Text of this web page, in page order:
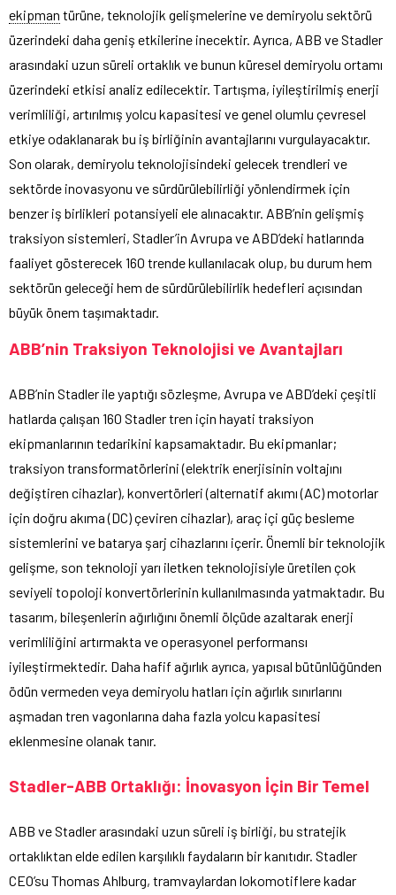
ekipman türüne, teknolojik gelişmelerine ve demiryolu sektörü
üzerindeki daha geniş etkilerine inecektir. Ayrıca, ABB ve Stadler
arasındaki uzun süreli ortaklık ve bunun küresel demiryolu ortamı
üzerindeki etkisi analiz edilecektir. Tartışma, iyileştirilmiş enerji
verimliliği, artırılmış yolcu kapasitesi ve genel olumlu çevresel
etkiye odaklanarak bu iş birliğinin avantajlarını vurgulayacaktır.
Son olarak, demiryolu teknolojisindeki gelecek trendleri ve
sektörde inovasyonu ve sürdürülebilirliği yönlendirmek için
benzer iş birlikleri potansiyeli ele alınacaktır. ABB’nin gelişmiş
traksiyon sistemleri, Stadler’in Avrupa ve ABD’deki hatlarında
faaliyet gösterecek 160 trende kullanılacak olup, bu durum hem
sektörün geleceği hem de sürdürülebilirlik hedefleri açısından
büyük önem taşımaktadır.
ABB’nin Traksiyon Teknolojisi ve Avantajları
ABB’nin Stadler ile yaptığı sözleşme, Avrupa ve ABD’deki çeşitli
hatlarda çalışan 160 Stadler tren için hayati traksiyon
ekipmanlarının tedarikini kapsamaktadır. Bu ekipmanlar;
traksiyon transformatörlerini (elektrik enerjisinin voltajını
değiştiren cihazlar), konvertörleri (alternatif akımı (AC) motorlar
için doğru akıma (DC) çeviren cihazlar), araç içi güç besleme
sistemlerini ve batarya şarj cihazlarını içerir. Önemli bir teknolojik
gelişme, son teknoloji yarı iletken teknolojisiyle üretilen çok
seviyeli topoloji konvertörlerinin kullanılmasında yatmaktadır. Bu
tasarım, bileşenlerin ağırlığını önemli ölçüde azaltarak enerji
verimliliğini artırmakta ve operasyonel performansı
iyileştirmektedir. Daha hafif ağırlık ayrıca, yapısal bütünlüğünden
ödün vermeden veya demiryolu hatları için ağırlık sınırlarını
aşmadan tren vagonlarına daha fazla yolcu kapasitesi
eklenmesine olanak tanır.
Stadler-ABB Ortaklığı: İnovasyon İçin Bir Temel
ABB ve Stadler arasındaki uzun süreli iş birliği, bu stratejik
ortaklıktan elde edilen karşılıklı faydaların bir kanıtıdır. Stadler
CEO’su Thomas Ahlburg, tramvaylardan lokomotiflere kadar